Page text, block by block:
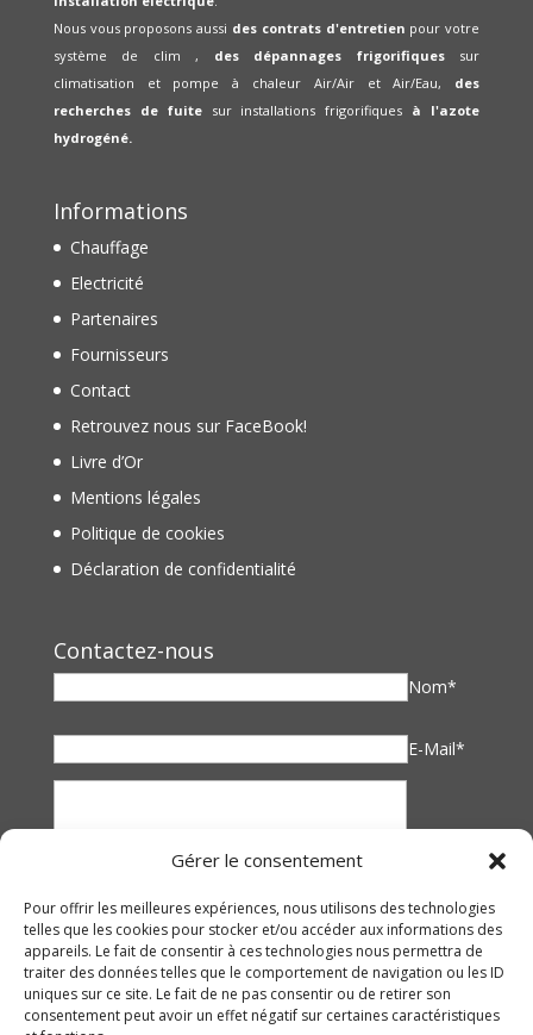
Gérer le consentement
Pour offrir les meilleures expériences, nous utilisons des technologies
telles que les cookies pour stocker et/ou accéder aux informations des
appareils. Le fait de consentir à ces technologies nous permettra de
traiter des données telles que le comportement de navigation ou les ID
uniques sur ce site. Le fait de ne pas consentir ou de retirer son
consentement peut avoir un effet négatif sur certaines caractéristiques
Nous vous proposons aussi des contrats d'entretien pour votre
système de clim , des dépannages frigorifiquessur
climatisation et pompe à chaleur Air/Air et Air/Eau, des
recherches de fuite sur installations frigorifiques à l'azote
hydrogéné.
Informations
Chauffage
Electricité
Partenaires
Fournisseurs
Contact
Retrouvez nous sur FaceBook!
Livre d’Or
Mentions légales
Politique de cookies
Déclaration de confidentialité
Contactez-nous
Nom*
E-Mail*